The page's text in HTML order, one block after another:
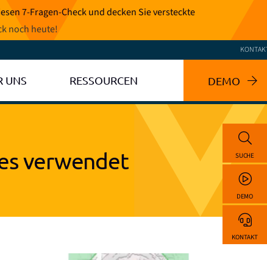
7-Fragen-Check und decken Sie versteckte
noch heute!
UNS RESSOURCEN DEMO
verwendet SUCHE
DEMO
KONTAKT